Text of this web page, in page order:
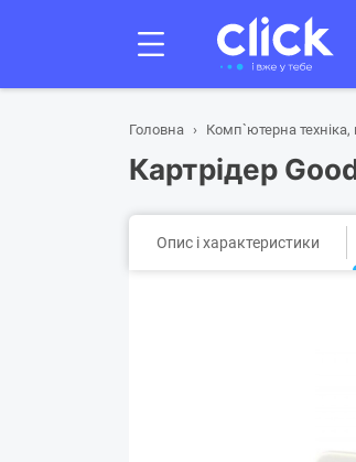
Головна Комп`ютерна
Картрідер
Опис і характеристики